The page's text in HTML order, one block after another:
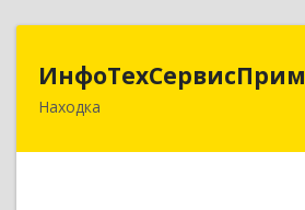
ИнфоТехСервисПрим
Находка